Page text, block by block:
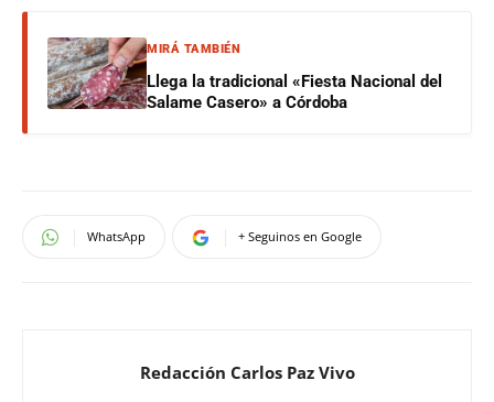
MIRÁ TAMBIÉN
Llega la tradicional «Fiesta Nacional del
Salame Casero» a Córdoba
WhatsApp + Seguinos en Google
Redacción Carlos Paz Vivo